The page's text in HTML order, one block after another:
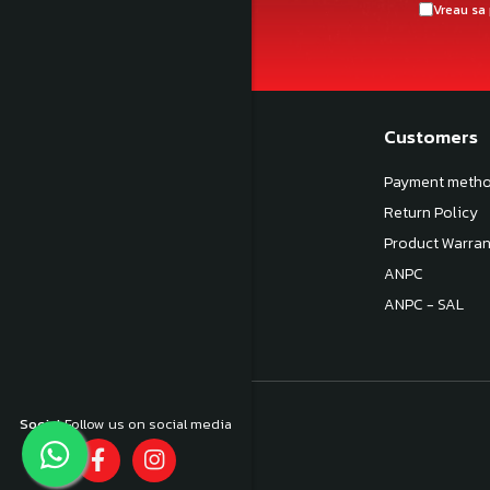
SocialFollow us on social media
Vreau
Customers
Payment
Return Policy
Product
ANPC
ANPC - SAL
©Copyright Hobby Custom 2024
E-commerce platform by Gomag